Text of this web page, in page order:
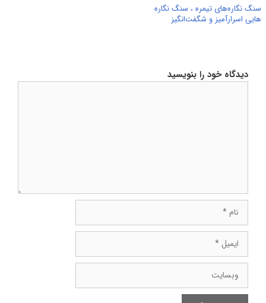
سنگ‌ نگاره‌های تیمره ، سنگ نگاره
هایی اسرارآمیز و شگفت‌انگیز
دیدگاه خود را بنویسید
ایمیل
وبسایت